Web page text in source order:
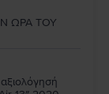
ΩΡΑ ΤΟΥ